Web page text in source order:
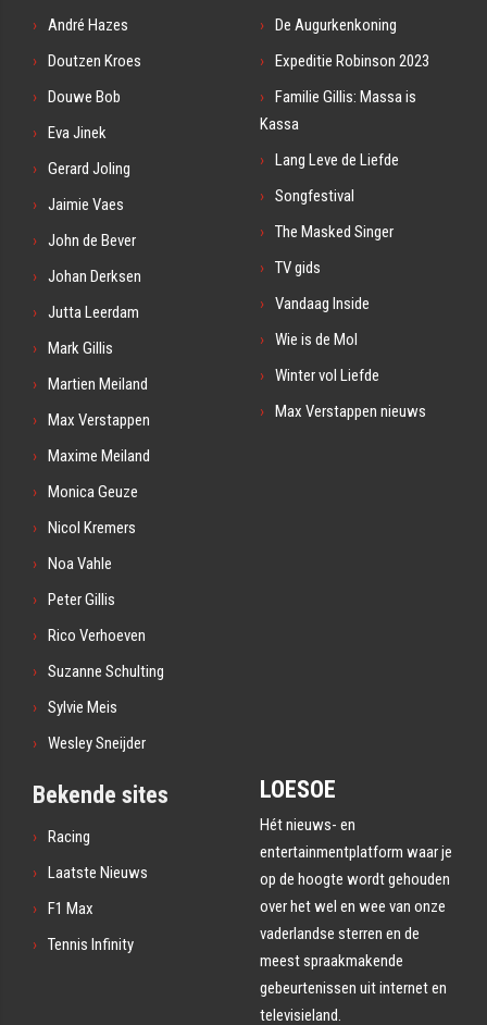
André Hazes
Doutzen Kroes
Douwe Bob
Eva Jinek
Gerard Joling
Jaimie Vaes
John de Bever
Johan Derksen
Jutta Leerdam
Mark Gillis
Martien Meiland
Max Verstappen
Maxime Meiland
Monica Geuze
Nicol Kremers
Noa Vahle
Peter Gillis
Rico Verhoeven
Suzanne Schulting
Sylvie Meis
Wesley Sneijder
De Augurkenkoning
Expeditie Robinson 2023
Familie Gillis: Massa is
Kassa
Lang Leve de Liefde
Songfestival
The Masked Singer
TV gids
Vandaag Inside
Wie is de Mol
Winter vol Liefde
Max Verstappen nieuws
Bekende sites
Racing
Laatste Nieuws
F1 Max
Tennis Infinity
LOESOE
Hét nieuws- en
entertainmentplatform waar je
op de hoogte wordt gehouden
over het wel en wee van onze
vaderlandse sterren en de
meest spraakmakende
gebeurtenissen uit internet en
televisieland.